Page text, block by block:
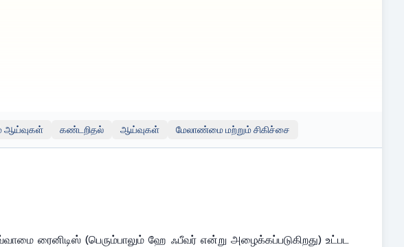
ஆய்வுகள் கண்டறிதல் ஆய்வுகள் மேலாண்மை மற்றும் சிகிச்சை
ரைனிடிஸ் (பெரும்பாலும் ஹே ஃபீவர் என்று அழைக்கப்படுகிறது) உட்பட